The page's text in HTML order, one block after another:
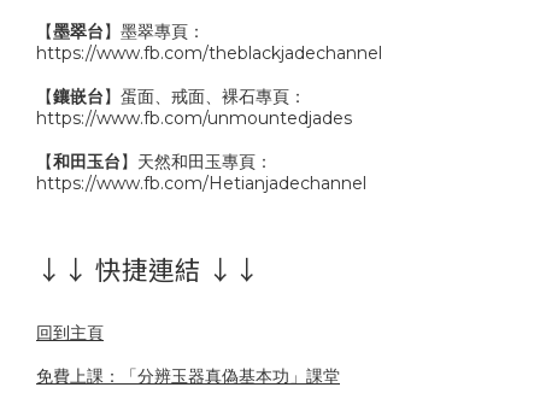
【墨翠台】墨翠專頁：
https://www.fb.com/theblackjadechannel
【鑲嵌台】蛋面、戒面、裸石專頁：
https://www.fb.com/unmountedjades
【和田玉台】天然和田玉專頁：
https://www.fb.com/Hetianjadechannel
↓↓ 快捷連結 ↓↓
回到主頁
免費上課：「分辨玉器真偽基本功」課堂